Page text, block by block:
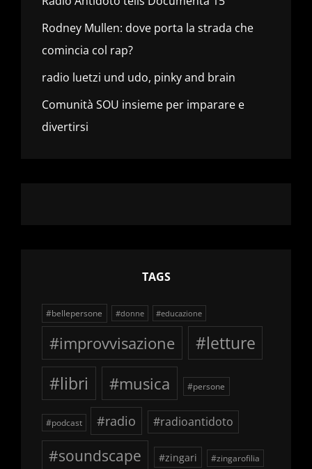
Rodney Mullen: dove porta la strada che
comincia col rap?
radio luetzi und udo, pinky and brain
Comunità SOU insieme per imparare e
divertirsi
TAGS
#bellepersone #donne #educazione
#improvvisazione
#letture
#libri
#musica #persone
#podcast #radio #radioantidoto
#soundscape #zingari #zingarofilia